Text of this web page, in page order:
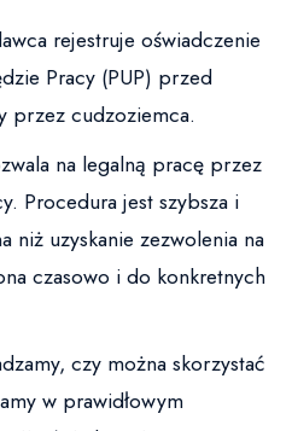
rejestruje oświadczenie
Pracy (PUP) przed
przez cudzoziemca.
na legalną pracę przez
Procedura jest szybsza i
niż uzyskanie zezwolenia na
czasowo i do konkretnych
czy można skorzystać
w prawidłowym